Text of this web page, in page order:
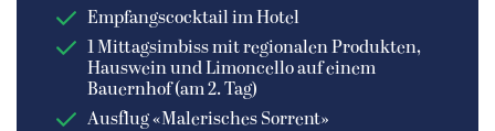
Empfangscocktail im Hotel
1 Mittagsimbiss mit regionalen Produkten,
Hauswein und Limoncello auf einem
Bauernhof (am 2. Tag)
Ausflug «Malerisches Sorrent»